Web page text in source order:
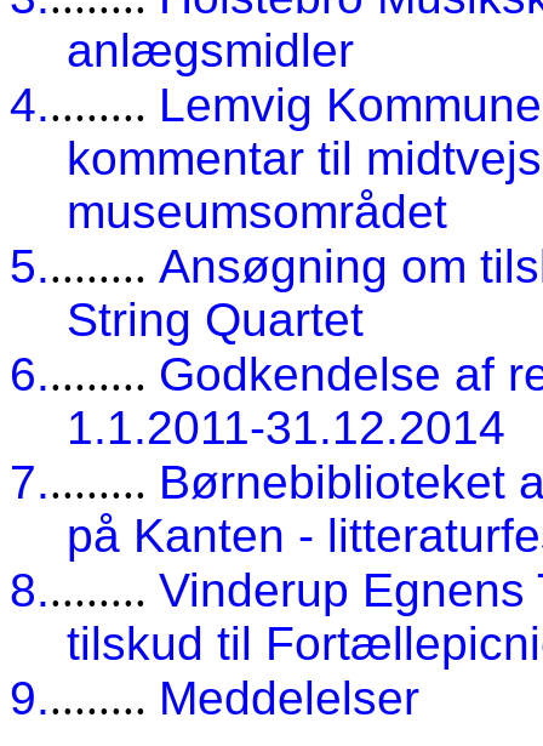
anlægsmidler
4......... Lemvig
kommentar til
museumsområdet
5......... Ansøgning om
String Quartet
6......... Godkendelse af
1.1.2011-31.12.2014
7......... Børnebiblioteket
på Kanten -
8......... Vinderup
tilskud til
9......... Meddelelser